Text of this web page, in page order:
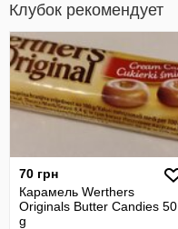
Клубок рекомендует
70 грн
Карамель Werthers
Originals Butter Candies 50
g